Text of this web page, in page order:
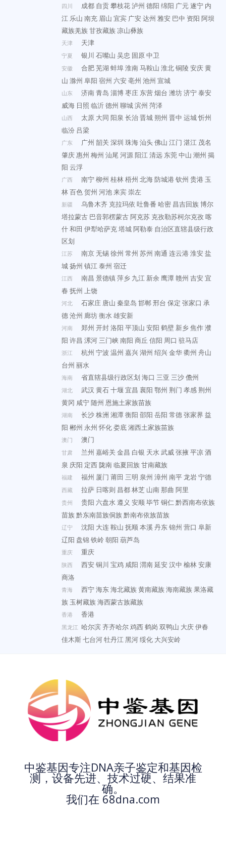
四川 成都 自贡攀枝花泸州 德阳 绵阳 广元遂宁 内
江 乐山 南充 眉山 宜宾 广安达州 雅安 巴中 资阳 阿坝
藏族羌族甘孜藏族凉山彝族
天津 天津
宁夏 银川 石嘴山 吴忠 固原中卫
安徽 合肥芜湖 蚌埠淮南马鞍山 淮北铜陵 安庆黄
山 滁州 阜阳 宿州 六安亳州 池州 宣城
山东 济南青岛 淄博枣庄 东营烟台 潍坊济宁泰安
威海 日照 临沂德州 聊城滨州 菏泽
山西 太原 大同 阳泉 长治晋城朔州 晋中 运城忻州
临汾 吕梁
广东 广州 韶关 深圳 珠海汕头佛山 江门 湛江 茂名
肇庆惠州 梅州 汕尾 河源阳江 清远 东莞中山 潮州 揭
阳 云浮
广西 南宁柳州 桂林梧州 北海防城港钦州 贵港 玉
林百色贺州 河池来宾崇左
新疆 乌鲁木齐 克拉玛依 吐鲁番 哈密 昌吉回族博尔
塔拉蒙古 巴音郭楞蒙古阿克苏 克孜勒苏柯尔克孜喀
什和田 伊犁哈萨克塔城阿勒泰 自治区直辖县级行政
区划
江苏 南京无锡徐州 常州 苏州 南通 连云港淮安盐
城扬州 镇江 泰州 宿迁
江西 南昌 景德镇萍乡 九江 新余 鹰潭 赣州 吉安宜
春 抚州 上饶
河北 石家庄 唐山 秦皇岛 邯郸邢台 保定 张家口 承
德沧州 廊坊衡水 雄安新
河南 郑州 开封洛阳 平顶山 安阳 鹤壁 新乡焦作濮
阳 许昌 漯河 三门峡南阳 商丘 信阳 周口 驻马店
浙江 杭州 宁波 温州 嘉兴湖州 绍兴金华衢州 舟山
台州 丽水
海南 省直辖县级行政区划 海口 三亚 三沙儋州
湖北 武汉 黄石十堰 宜昌 襄阳 鄂州 荆门 孝感荆州
黄冈 咸宁随州 恩施土家族苗族
湖南 长沙株洲 湘潭 衡阳 邵阳 岳阳 常德张家界 益
阳 郴州 永州 怀化娄底湘西土家族苗族
澳门 澳门
甘肃 兰州 嘉峪关 金昌 白银 天水 武威张掖平凉酒
泉 庆阳 定西陇南临夏回族甘南藏族
福建 福州 厦门 莆田 三明 泉州 漳州 南平龙岩宁德
西藏 拉萨 日喀则 昌都林芝 山南那曲 阿里
贵州 贵阳 六盘水 遵义 安顺毕节铜仁 黔西南布依族
苗族黔东南苗族侗族黔南布依族苗族
辽宁 沈阳 大连鞍山 抚顺本溪丹东锦州 营口 阜新
辽阳 盘锦铁岭朝阳 葫芦岛
重庆 重庆
陕西 西安铜川 宝鸡 咸阳 渭南延安汉中 榆林安康
商洛
青海 西宁海东海北藏族黄南藏族海南藏族果洛藏
族 玉树藏族海西蒙古族藏族
香港 香港
黑龙江 哈尔滨齐齐哈尔 鸡西鹤岗 双鸭山 大庆伊春
佳木斯七台河牡丹江 黑河绥化 大兴安岭
中鉴基因专注DNA亲子鉴定和基因检
测，设备先进、技术过硬、结果准
确。
我们在 68dna.com